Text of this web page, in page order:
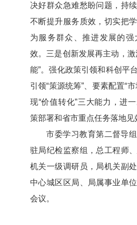
决好群众急难愁盼问题，持
不断提升服务质效，切实把
为服务群众、推进发展的强
效。三是创新发展再主动，激
能”。强化政策引领和科创平
引领“策源统筹”、要素配置“
现“价值转化”三大能力，进
策部署和省市重点任务落地见
市委学习教育第二督导组
驻局纪检监察组，总工程师
机关一级调研员，局机关副
中心城区区局、局属事业单
会议。